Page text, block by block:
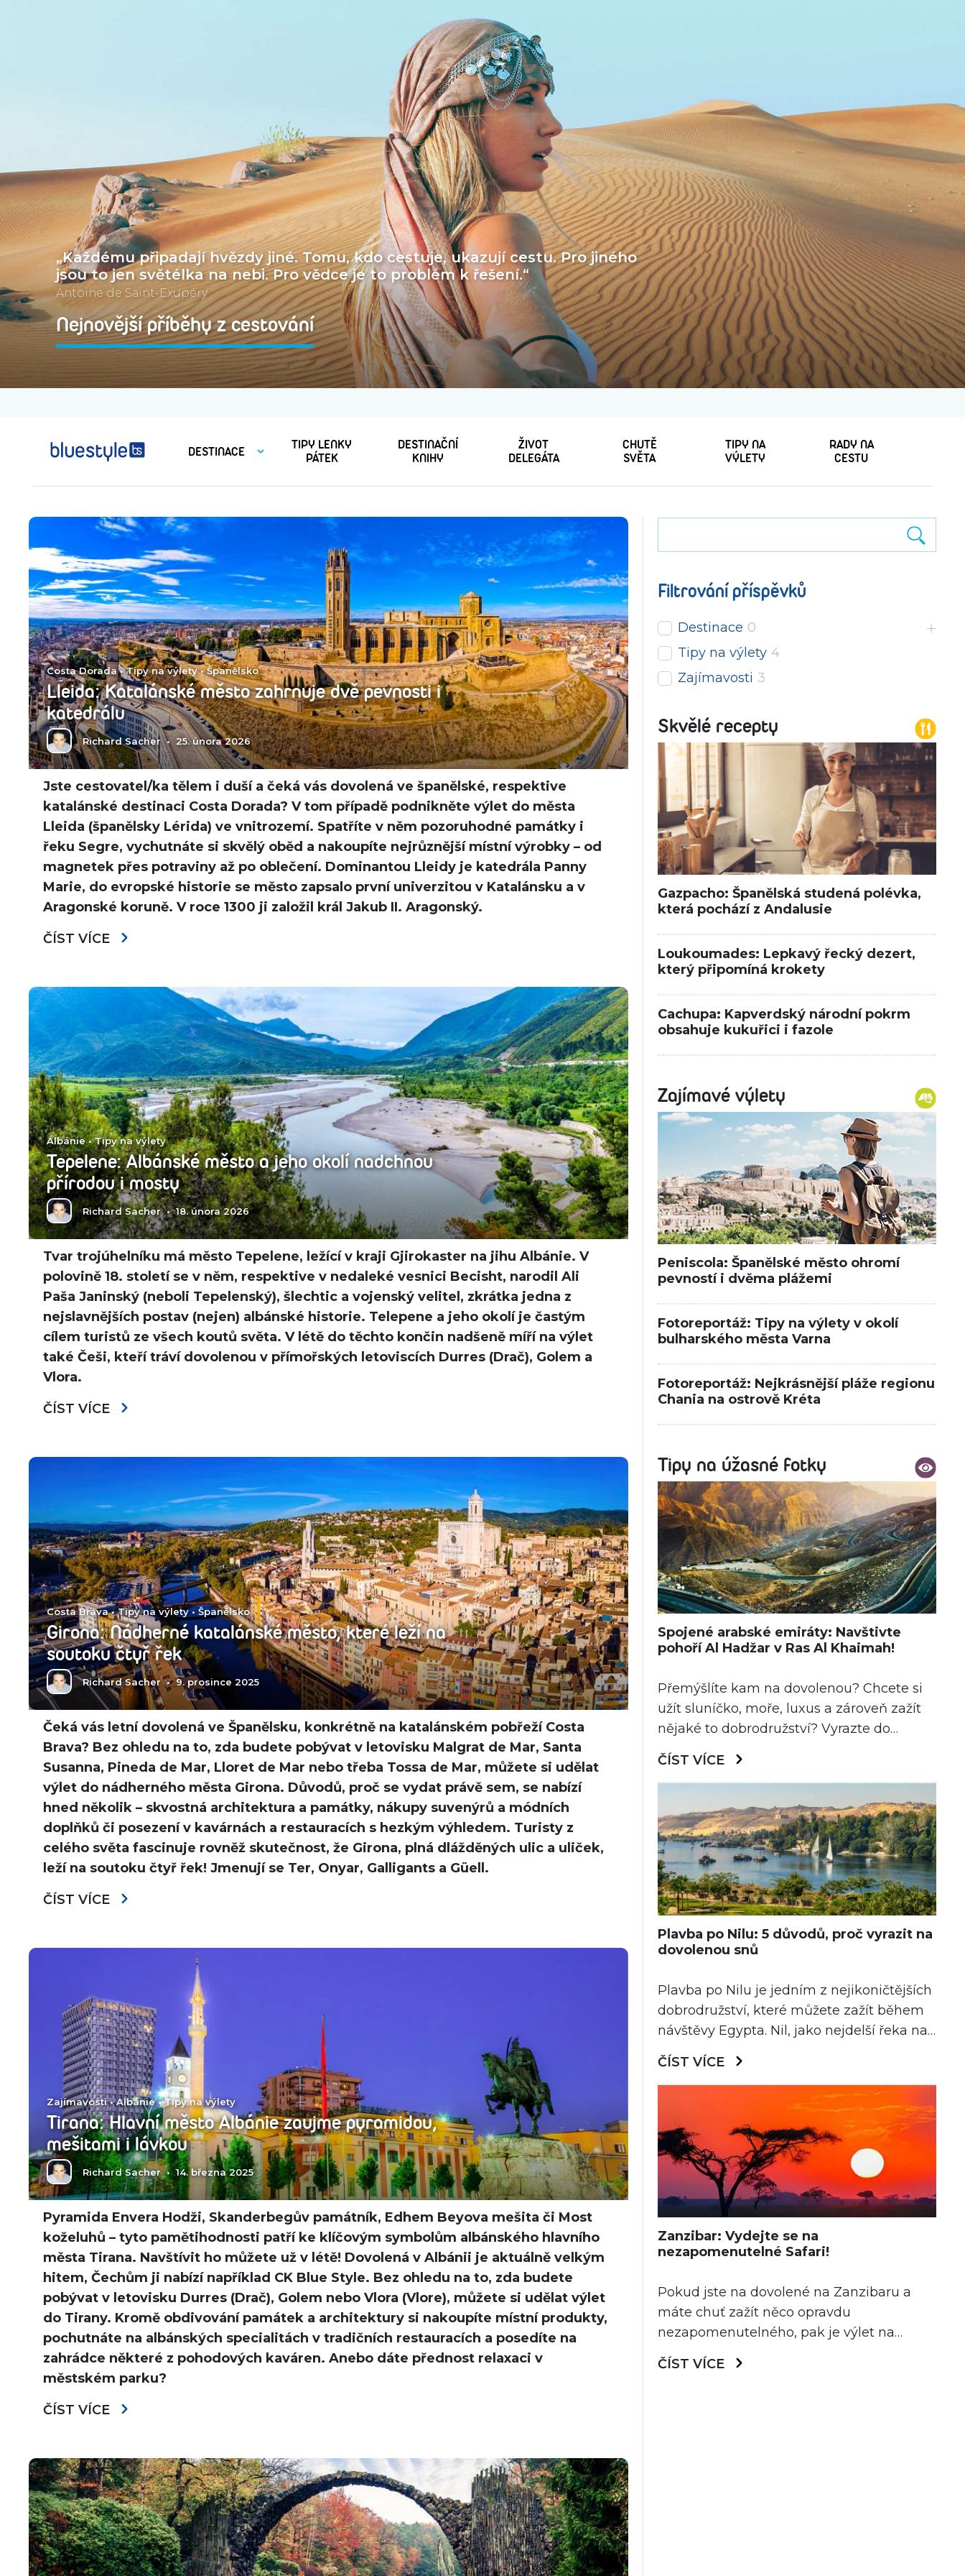
„Každému připadají hvězdy jiné. Tomu, kdo cestuje, ukazují cestu. Pro jiného
jsou to jen světélka na nebi. Pro vědce je to problém k řešení.“
Antoine de Saint-Exupéry
Nejnovější příběhy z cestování
DESTINACE
TIPY LENKY
PÁTEK
DESTINAČNÍ
KNIHY
ŽIVOT
DELEGÁTA
CHUTĚ
SVĚTA
TIPY NA
VÝLETY
RADY NA
CESTU
Costa Dorada•Tipy na výlety•Španělsko
Lleida: Katalánské město zahrnuje dvě pevnosti i
katedrálu
Richard Sacher• 25. února 2026
Jste cestovatel/ka tělem i duší a čeká vás dovolená ve španělské, respektive
katalánské destinaci Costa Dorada? V tom případě podnikněte výlet do města
Lleida (španělsky Lérida) ve vnitrozemí. Spatříte v něm pozoruhodné památky i
řeku Segre, vychutnáte si skvělý oběd a nakoupíte nejrůznější místní výrobky – od
magnetek přes potraviny až po oblečení. Dominantou Lleidy je katedrála Panny
Marie, do evropské historie se město zapsalo první univerzitou v Katalánsku a v
Aragonské koruně. V roce 1300 ji založil král Jakub II. Aragonský.
ČÍST VÍCE
Albánie•Tipy na výlety
Tepelene: Albánské město a jeho okolí nadchnou
přírodou i mosty
Richard Sacher•18. února 2026
Tvar trojúhelníku má město Tepelene, ležící v kraji Gjirokaster na jihu Albánie. V
polovině 18. století se v něm, respektive v nedaleké vesnici Becisht, narodil Ali
Paša Janinský (neboli Tepelenský), šlechtic a vojenský velitel, zkrátka jedna z
nejslavnějších postav (nejen) albánské historie. Telepene a jeho okolí je častým
cílem turistů ze všech koutů světa. V létě do těchto končin nadšeně míří na výlet
také Češi, kteří tráví dovolenou v přímořských letoviscích Durres (Drač), Golem a
Vlora.
ČÍST VÍCE
Costa Brava•Tipy na výlety•Španělsko
Girona: Nádherné katalánské město, které leží na
soutoku čtyř řek
Richard Sacher•9. prosince 2025
Čeká vás letní dovolená ve Španělsku, konkrétně na katalánském pobřeží Costa
Brava? Bez ohledu na to, zda budete pobývat v letovisku Malgrat de Mar, Santa
Susanna, Pineda de Mar, Lloret de Mar nebo třeba Tossa de Mar, můžete si udělat
výlet do nádherného města Girona. Důvodů, proč se vydat právě sem, se nabízí
hned několik – skvostná architektura a památky, nákupy suvenýrů a módních
doplňků či posezení v kavárnách a restauracích s hezkým výhledem. Turisty z
celého světa fascinuje rovněž skutečnost, že Girona, plná dlážděných ulic a uliček,
leží na soutoku čtyř řek! Jmenují se Ter, Onyar, Galligants a Güell.
ČÍST VÍCE
Zajímavosti•Albánie•Tipy na výlety
Tirana: Hlavní město Albánie zaujme pyramidou,
mešitami i lávkou
Richard Sacher•14. března 2025
Pyramida Envera Hodži, Skanderbegův památník, Edhem Beyova mešita či Most
koželuhů – tyto pamětihodnosti patří ke klíčovým symbolům albánského hlavního
města Tirana. Navštívit ho můžete už v létě! Dovolená v Albánii je aktuálně velkým
hitem, Čechům ji nabízí například CK Blue Style. Bez ohledu na to, zda budete
pobývat v letovisku Durres (Drač), Golem nebo Vlora (Vlore), můžete si udělat výlet
do Tirany. Kromě obdivování památek a architektury si nakoupíte místní produkty,
pochutnáte na albánských specialitách v tradičních restauracích a posedíte na
zahrádce některé z pohodových kaváren. Anebo dáte přednost relaxaci v
městském parku?
ČÍST VÍCE
Filtrování příspěvků
Destinace 0
Tipy na výlety 4
Zajímavosti 3
Skvělé recepty
Gazpacho: Španělská studená polévka,
která pochází z Andalusie
Loukoumades: Lepkavý řecký dezert,
který připomíná krokety
Cachupa: Kapverdský národní pokrm
obsahuje kukuřici i fazole
Zajímavé výlety
Peniscola: Španělské město ohromí
pevností i dvěma plážemi
Fotoreportáž: Tipy na výlety v okolí
bulharského města Varna
Fotoreportáž: Nejkrásnější pláže regionu
Chania na ostrově Kréta
Tipy na úžasné fotky
Spojené arabské emiráty: Navštivte
pohoří Al Hadžar v Ras Al Khaimah!
Přemýšlíte kam na dovolenou? Chcete si
užít sluníčko, moře, luxus a zároveň zažít
nějaké to dobrodružství? Vyrazte do
Spojených arabských emirátů a navštivte
úchvatné pohoří Al Hadžar!
ČÍST VÍCE
Plavba po Nilu: 5 důvodů, proč vyrazit na
dovolenou snů
Plavba po Nilu je jedním z nejikoničtějších
dobrodružství, které můžete zažít během
návštěvy Egypta. Nil, jako nejdelší řeka na
světě, protéká srdcem Egypta a nabízí
úchvatné výhledy na historické památky a
nádherné přírodní scenérie. Proč byste si
tedy měli zvolit právě plavbu po Nilu jako
svou příští dovolenou? Tady je pět
neodolatelných důvodů!
ČÍST VÍCE
Zanzibar: Vydejte se na
nezapomenutelné Safari!
Pokud jste na dovolené na Zanzibaru a
máte chuť zažít něco opravdu
nezapomenutelného, pak je výlet na
pevninskou Tanzanii na safari tou pravou
volbou! Jen si představte – ráno se
ČÍST VÍCE